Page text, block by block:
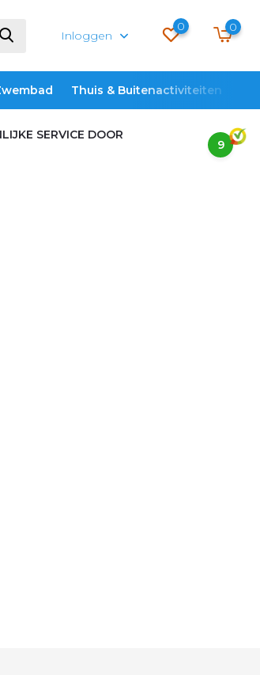
Inloggen
0 0
Thuis & Buitenactiviteiten
SERVICE DOOR
9